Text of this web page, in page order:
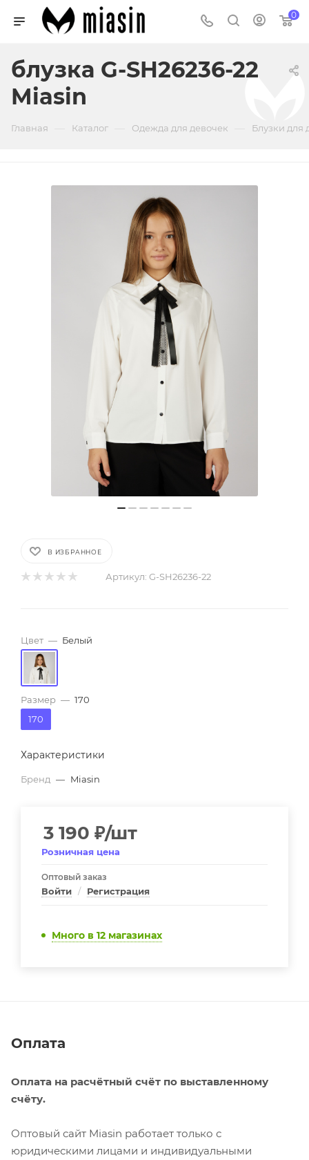
0
блузка G-SH26236-22
Miasin
Главная Каталог Одежда для девочек Блузки для
В ИЗБРАННОЕ
Артикул: G-SH26236-22
Цвет — Белый
Размер — 170
170
Характеристики
Бренд — Miasin
3 190 ₽/шт
Розничная цена
Оптовый заказ
Войти / Регистрация
Много в 12 магазинах
Оплата
Оплата на расчётный счёт по выставленному
счёту.
Оптовый сайт Miasin работает только с
юридическими лицами и индивидуальными